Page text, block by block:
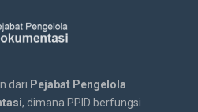
dari Pejabat Pengelola
, dimana PPID berfungsi